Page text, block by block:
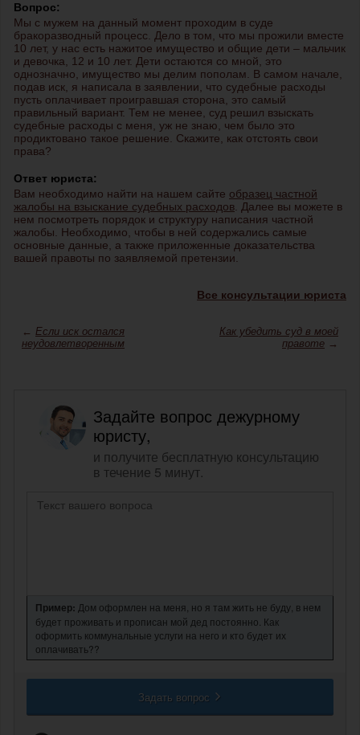
Вопрос:
Мы с мужем на данный момент проходим в суде
бракоразводный процесс. Дело в том, что мы прожили вместе
10 лет, у нас есть нажитое имущество и общие дети – мальчик
и девочка, 12 и 10 лет. Дети остаются со мной, это
однозначно, имущество мы делим пополам. В самом начале,
подав иск, я написала в заявлении, что судебные расходы
пусть оплачивает проигравшая сторона, это самый
правильный вариант. Тем не менее, суд решил взыскать
судебные расходы с меня, уж не знаю, чем было это
продиктовано такое решение. Скажите, как отстоять свои
права?
Ответ юриста:
Вам необходимо найти на нашем сайте образец частной
жалобы на взыскание судебных расходов. Далее вы можете в
нем посмотреть порядок и структуру написания частной
жалобы. Необходимо, чтобы в ней содержались самые
основные данные, а также приложенные доказательства
вашей правоты по заявляемой претензии.
Все консультации юриста
← Если иск остался
неудовлетворенным
Как убедить суд в моей
правоте →
Задайте вопрос дежурному
юристу,
и получите бесплатную консультацию
в течение 5 минут.
Пример: Дом оформлен на меня, но я там жить не буду, в нем
будет проживать и прописан мой дед постоянно. Как
оформить коммунальные услуги на него и кто будет их
оплачивать??
Задать вопрос